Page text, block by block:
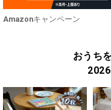
Amazonキャンペーン
おうち